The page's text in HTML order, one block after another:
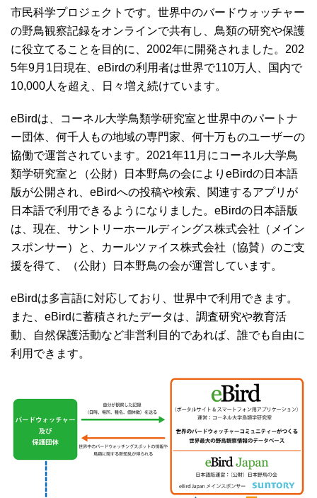
市民科学プロジェクトです。世界中のバードウォッチャー
の野鳥観察記録をオンラインで共有し、鳥類の研究や保護
に役立てることを目的に、2002年に開発されました。202
5年9月1日現在、eBirdの利用者は世界で110万人、国内で
10,000人を超え、日々増え続けています。
eBirdは、コーネル大学鳥類学研究室と世界中のパートナ
ー団体、何千人もの地域の専門家、何十万ものユーザーの
協働で運営されています。2021年11月にコーネル大学鳥
類学研究室と（公財）日本野鳥の会によりeBirdの日本語
版が公開され、eBirdへの投稿や検索、関連するアプリが
日本語で利用できるようになりました。eBirdの日本語版
は、現在、サントリーホールディングス株式会社（メイン
スポンサー）と、カールツァイス株式会社（協賛）のご支
援を得て、（公財）日本野鳥の会が運営しています。
eBirdは多言語に対応しており、世界中で利用できます。
また、eBirdに蓄積されたデータは、調査研究や教育活
動、自然保護活動など非営利目的であれば、誰でも自由に
利用できます。